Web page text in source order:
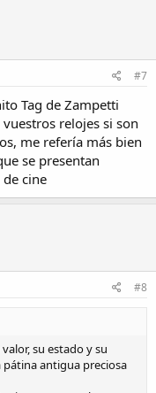
#7
Tag de Zampetti
relojes si son
me refería más bien
se presentan
cine
#8
su estado y su
antigua preciosa